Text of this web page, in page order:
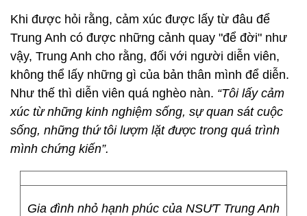
Khi được hỏi rằng, cảm xúc được lấy từ đâu để
Trung Anh có được những cảnh quay "để đời" như
vậy, Trung Anh cho rằng, đối với người diễn viên,
không thể lấy những gì của bản thân mình để diễn.
Như thế thì diễn viên quá nghèo nàn. “Tôi lấy cảm
xúc từ những kinh nghiệm sống, sự quan sát cuộc
sống, những thứ tôi lượm lặt được trong quá trình
mình chứng kiến”.
Gia đình nhỏ hạnh phúc của NSƯT Trung Anh